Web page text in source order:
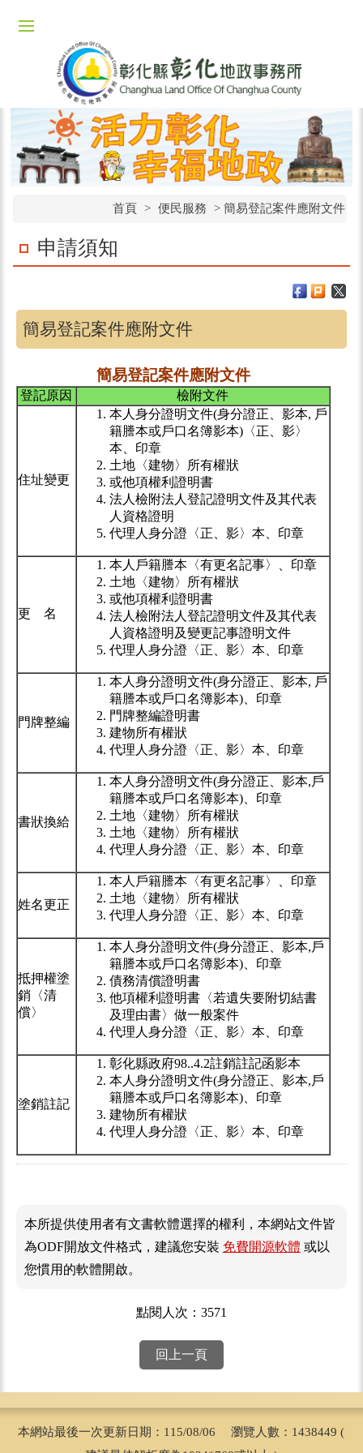
首頁 > 便民服務 >簡易登記案件應附文件
申請須知
簡易登記案件應附文件
簡易登記案件應附文件
登記原因 檢附文件
住址變更
本人身分證明文件(身分證正、影本, 戶
籍謄本或戶口名簿影本)〈正、影〉
本、印章
土地〈建物〉所有權狀
或他項權利證明書
法人檢附法人登記證明文件及其代表
人資格證明
代理人身分證〈正、影〉本、印章
更 名
本人戶籍謄本〈有更名記事〉、印章
土地〈建物〉所有權狀
或他項權利證明書
法人檢附法人登記證明文件及其代表
人資格證明及變更記事證明文件
代理人身分證〈正、影〉本、印章
門牌整編
本人身分證明文件(身分證正、影本, 戶
籍謄本或戶口名簿影本)、印章
門牌整編證明書
建物所有權狀
代理人身分證〈正、影〉本、印章
書狀換給
本人身分證明文件(身分證正、影本,戶
籍謄本或戶口名簿影本)、印章
土地〈建物〉所有權狀
土地〈建物〉所有權狀
代理人身分證〈正、影〉本、印章
姓名更正
本人戶籍謄本〈有更名記事〉、印章
土地〈建物〉所有權狀
代理人身分證〈正、影〉本、印章
抵押權塗
銷〈清
償〉
本人身分證明文件(身分證正、影本,戶
籍謄本或戶口名簿影本)、印章
債務清償證明書
他項權利證明書〈若遺失要附切結書
及理由書〉做一般案件
代理人身分證〈正、影〉本、印章
塗銷註記
彰化縣政府98..4.2註銷註記函影本
本人身分證明文件(身分證正、影本,戶
籍謄本或戶口名簿影本)、印章
建物所有權狀
代理人身分證〈正、影〉本、印章
本所提供使用者有文書軟體選擇的權利，本網站文件皆
為ODF開放文件格式，建議您安裝 免費開源軟體 或以
您慣用的軟體開啟。
點閱人次：3571
回上一頁
本網站最後一次更新日期：115/08/06 瀏覽人數：1438449 (